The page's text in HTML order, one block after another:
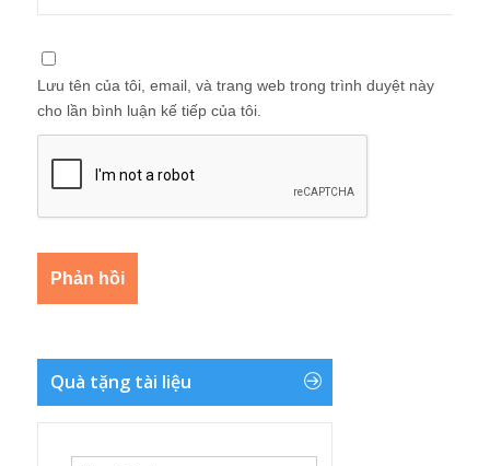
Lưu tên của tôi, email, và trang web trong trình duyệt này
cho lần bình luận kế tiếp của tôi.
Quà tặng tài liệu